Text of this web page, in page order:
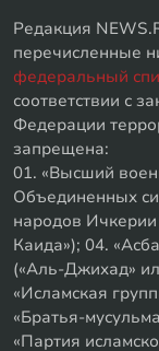
Редакция
перечисленные
федеральный
соответствии с
Федерации
запрещена:
01. «Высший
Объединенных
народов Ичкерии
Каида»); 04.
(«Аль-Джихад»
«Исламская
«Братья-
«Партия